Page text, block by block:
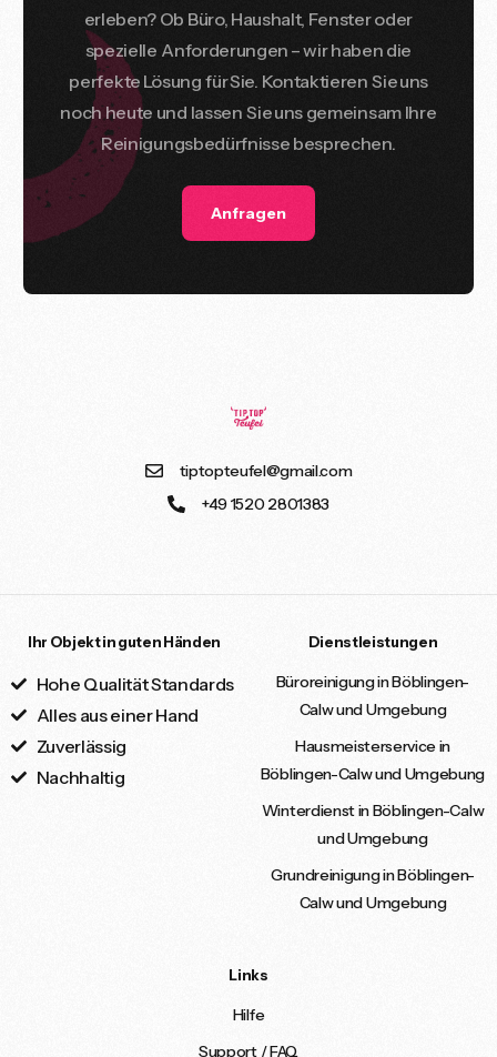
erleben? Ob Büro, Haushalt, Fensteroder
spezielle Anforderungen –wirhaben die
perfekte Lösung fürSie. Kontaktieren Sieuns
nochheute und lassen Sieuns gemeinsam Ihre
Reinigungsbedürfnisse besprechen.
Anfragen
tiptopteufel@gmail.com
+49 1520 2801383
Ihr Objekt in guten Händen
Hohe Qualität Standards
Alles aus einer Hand
Zuverlässig
Nachhaltig
Dienstleistungen
Büroreinigung in Böblingen-
Calw und Umgebung
Hausmeisterservice in
Böblingen-Calw und Umgebung
Winterdienst in Böblingen-Calw
und Umgebung
Grundreinigung in Böblingen-
Calw und Umgebung
Links
Hilfe
Support / FAQ